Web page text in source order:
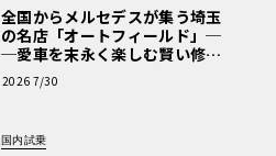
全国からメルセデスが集う埼玉
の名店「オートフィールド」─
─愛車を末永く楽しむ賢い修理
術と、プロがフックス製オイル
を選ぶ理由〈PR〉
2026 7/30
国内試乗